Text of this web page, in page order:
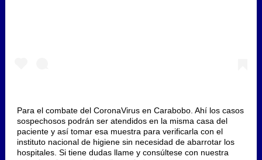
Para el combate del CoronaVirus en Carabobo. Ahí los casos
sospechosos podrán ser atendidos en la misma casa del
paciente y así tomar esa muestra para verificarla con el
instituto nacional de higiene sin necesidad de abarrotar los
hospitales. Si tiene dudas llame y consúltese con nuestra